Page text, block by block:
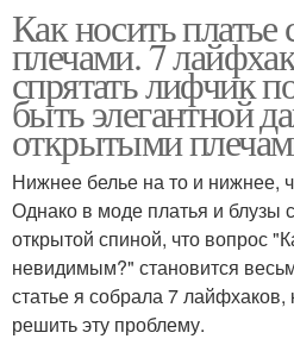
Как носить
плечами. 7
спрятать лифчик
быть элегантной
открытыми
Нижнее белье на то и нижнее,
Однако в моде платья и блузы
открытой спиной, что вопрос
невидимым?" становится
статье я собрала 7
решить эту проблему.